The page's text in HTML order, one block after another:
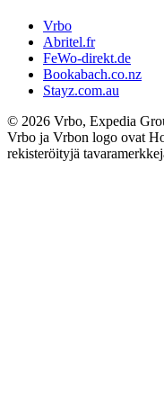
Vrbo
Abritel.fr
FeWo-direkt.de
Bookabach.co.nz
Stayz.com.au
© 2026 Vrbo, Expedia
Vrbo ja Vrbon logo ovat
rekisteröityjä